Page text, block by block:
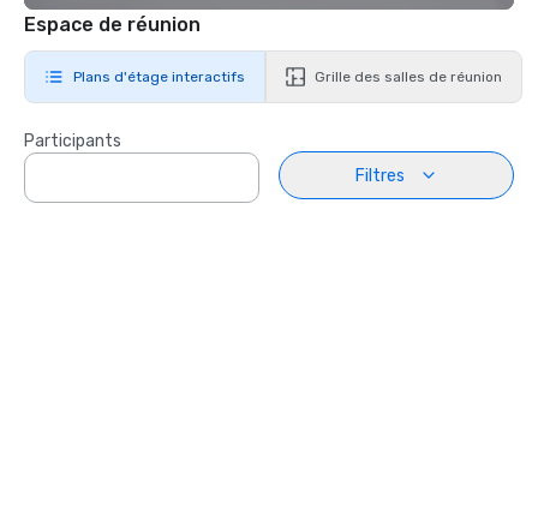
Espace de réunion
Plans d'étage interactifs Grille des salles de réunion
Participants
Filtres